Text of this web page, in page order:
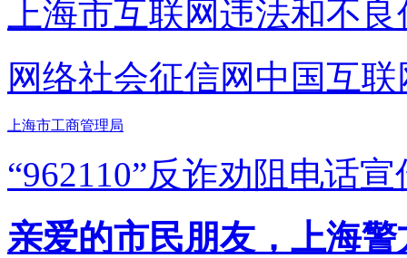
上海市互联网违法和不
网络社会征信网 中国互
上海市工商管理局
“962110”反诈劝阻电话宣
亲爱的市民朋友，上海